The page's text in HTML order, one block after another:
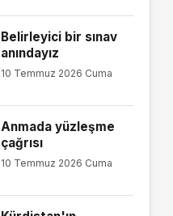
Belirleyici bir sınav
anındayız
10 Temmuz 2026 Cuma
Anmada yüzleşme
çağrısı
10 Temmuz 2026 Cuma